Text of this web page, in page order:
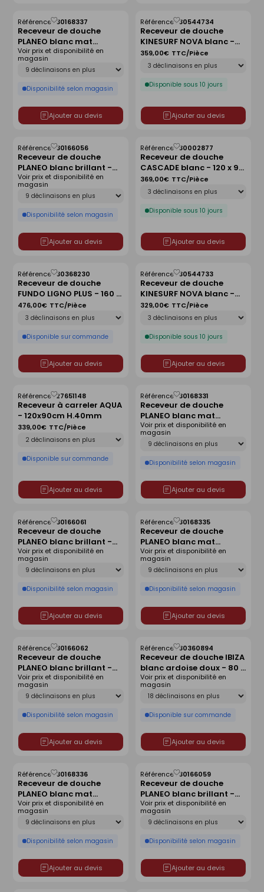
Receveur de douche
PLANEO blanc mat
antidérapant - 180 x 90
cm
Référence :30168337
Déclinaison
Disponibilité selon magasin
Voir prix et disponibilité en
magasin
Ajouter au devis
Enregistrer
comme
liste
Receveur de douche
KINESURF NOVA blanc -
120x90 cm
Référence :30544734
Disponible sous 10 jours
359,00€ TTC/Pièce
Ajouter au devis
Enregistrer
comme
liste
Receveur de douche
PLANEO blanc brillant -
80 x 80 cm
Référence :30166056
Déclinaison
Disponibilité selon magasin
Voir prix et disponibilité en
magasin
Ajouter au devis
Enregistrer
comme
liste
Receveur de douche
CASCADE blanc - 120 x 90
cm
Référence :30002877
Disponible sous 10 jours
369,00€ TTC/Pièce
Ajouter au devis
Enregistrer
comme
liste
Receveur de douche
FUNDO LIGNO PLUS - 160 x
90 cm
Référence :30368230
Disponible sur commande
476,00€ TTC/Pièce
Ajouter au devis
Enregistrer
comme
liste
Receveur de douche
KINESURF NOVA blanc -
90x90 cm
Référence :30544733
Disponible sous 10 jours
329,00€ TTC/Pièce
Ajouter au devis
Enregistrer
comme
liste
Receveur à carreler AQUA
- 120x90cm H.40mm
Référence :27651148
Disponible sur commande
339,00€ TTC/Pièce
Ajouter au devis
Enregistrer
comme
liste
Receveur de douche
PLANEO blanc mat
antidérapant - 120 x 90
cm
Référence :30168331
Déclinaison
Disponibilité selon magasin
Voir prix et disponibilité en
magasin
Ajouter au devis
Enregistrer
comme
liste
Receveur de douche
PLANEO blanc brillant -
140 x 90 cm
Référence :30166061
Déclinaison
Disponibilité selon magasin
Voir prix et disponibilité en
magasin
Ajouter au devis
Enregistrer
comme
liste
Receveur de douche
PLANEO blanc mat
antidérapant - 160 x 90
cm
Référence :30168335
Déclinaison
Disponibilité selon magasin
Voir prix et disponibilité en
magasin
Ajouter au devis
Enregistrer
comme
liste
Receveur de douche
PLANEO blanc brillant -
160 x 80 cm
Référence :30166062
Déclinaison
Disponibilité selon magasin
Voir prix et disponibilité en
magasin
Ajouter au devis
Enregistrer
comme
liste
Receveur de douche IBIZA
blanc ardoise doux - 80 x
120 cm
Référence :30360894
Déclinaison
Disponible sur commande
Voir prix et disponibilité en
magasin
Ajouter au devis
Enregistrer
comme
liste
Receveur de douche
PLANEO blanc mat
antidérapant - 180 x 80
cm
Référence :30168336
Déclinaison
Disponibilité selon magasin
Voir prix et disponibilité en
magasin
Ajouter au devis
Enregistrer
comme
liste
Receveur de douche
PLANEO blanc brillant -
120 x 90 cm
Référence :30166059
Déclinaison
Disponibilité selon magasin
Voir prix et disponibilité en
magasin
Ajouter au devis
Enregistrer
comme
liste